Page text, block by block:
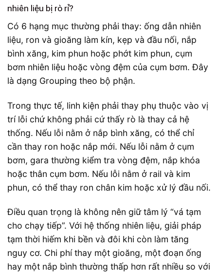
nhiên liệu bị rò rỉ?
Có 6 hạng mục thường phải thay: ống dẫn nhiên
liệu, ron và gioăng làm kín, kẹp và đầu nối, nắp
bình xăng, kim phun hoặc phớt kim phun, cụm
bơm nhiên liệu hoặc vòng đệm của cụm bơm. Đây
là dạng Grouping theo bộ phận.
Trong thực tế, linh kiện phải thay phụ thuộc vào vị
trí lỗi chứ không phải cứ thấy rò là thay cả hệ
thống. Nếu lỗi nằm ở nắp bình xăng, có thể chỉ
cần thay ron hoặc nắp mới. Nếu lỗi nằm ở cụm
bơm, gara thường kiểm tra vòng đệm, nắp khóa
hoặc thân cụm bơm. Nếu lỗi nằm ở rail và kim
phun, có thể thay ron chân kim hoặc xử lý đầu nối.
Điều quan trọng là không nên giữ tâm lý “vá tạm
cho chạy tiếp”. Với hệ thống nhiên liệu, giải pháp
tạm thời hiếm khi bền và đôi khi còn làm tăng
nguy cơ. Chi phí thay một gioăng, một đoạn ống
hay một nắp bình thường thấp hơn rất nhiều so với